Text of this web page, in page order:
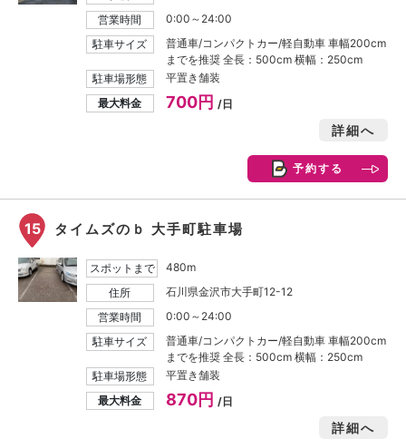
営業時間
0:00～24:00
駐車サイズ
普通車/コンパクトカー/軽自動車 車幅200cm
までを推奨 全長：500cm 横幅：250cm
駐車場形態
平置き舗装
最大料金
700円 /日
詳細へ
予約する
15 タイムズのｂ 大手町駐車場
スポットまで
480m
住所
石川県金沢市大手町12-12
営業時間
0:00～24:00
駐車サイズ
普通車/コンパクトカー/軽自動車 車幅200cm
までを推奨 全長：500cm 横幅：250cm
駐車場形態
平置き舗装
最大料金
870円/日
詳細へ